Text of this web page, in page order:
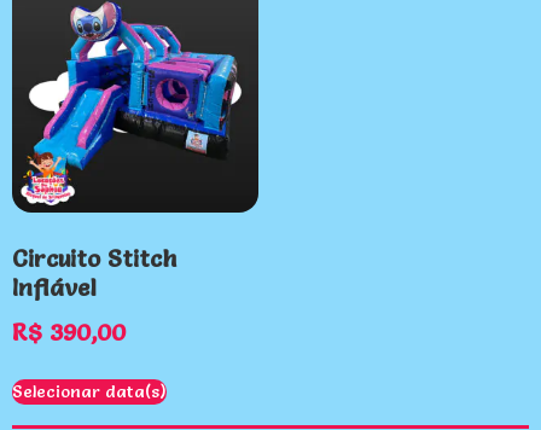
Circuito Stitch
Inflável
R$ 390,00
Selecionar data(s)